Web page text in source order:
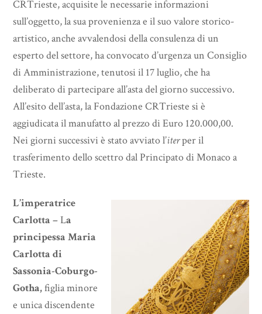
CRTrieste, acquisite le necessarie informazioni
sull’oggetto, la sua provenienza e il suo valore storico-
artistico, anche avvalendosi della consulenza di un
esperto del settore, ha convocato d’urgenza un Consiglio
di Amministrazione, tenutosi il 17 luglio, che ha
deliberato di partecipare all’asta del giorno successivo.
All’esito dell’asta, la Fondazione CRTrieste si è
aggiudicata il manufatto al prezzo di Euro 120.000,00.
Nei giorni successivi è stato avviato l’iterper il
trasferimento dello scettro dal Principato di Monaco a
Trieste.
L’imperatrice
Carlotta –La
principessa Maria
Carlotta di
Sassonia-Coburgo-
Gotha,figlia minore
e unica discendente